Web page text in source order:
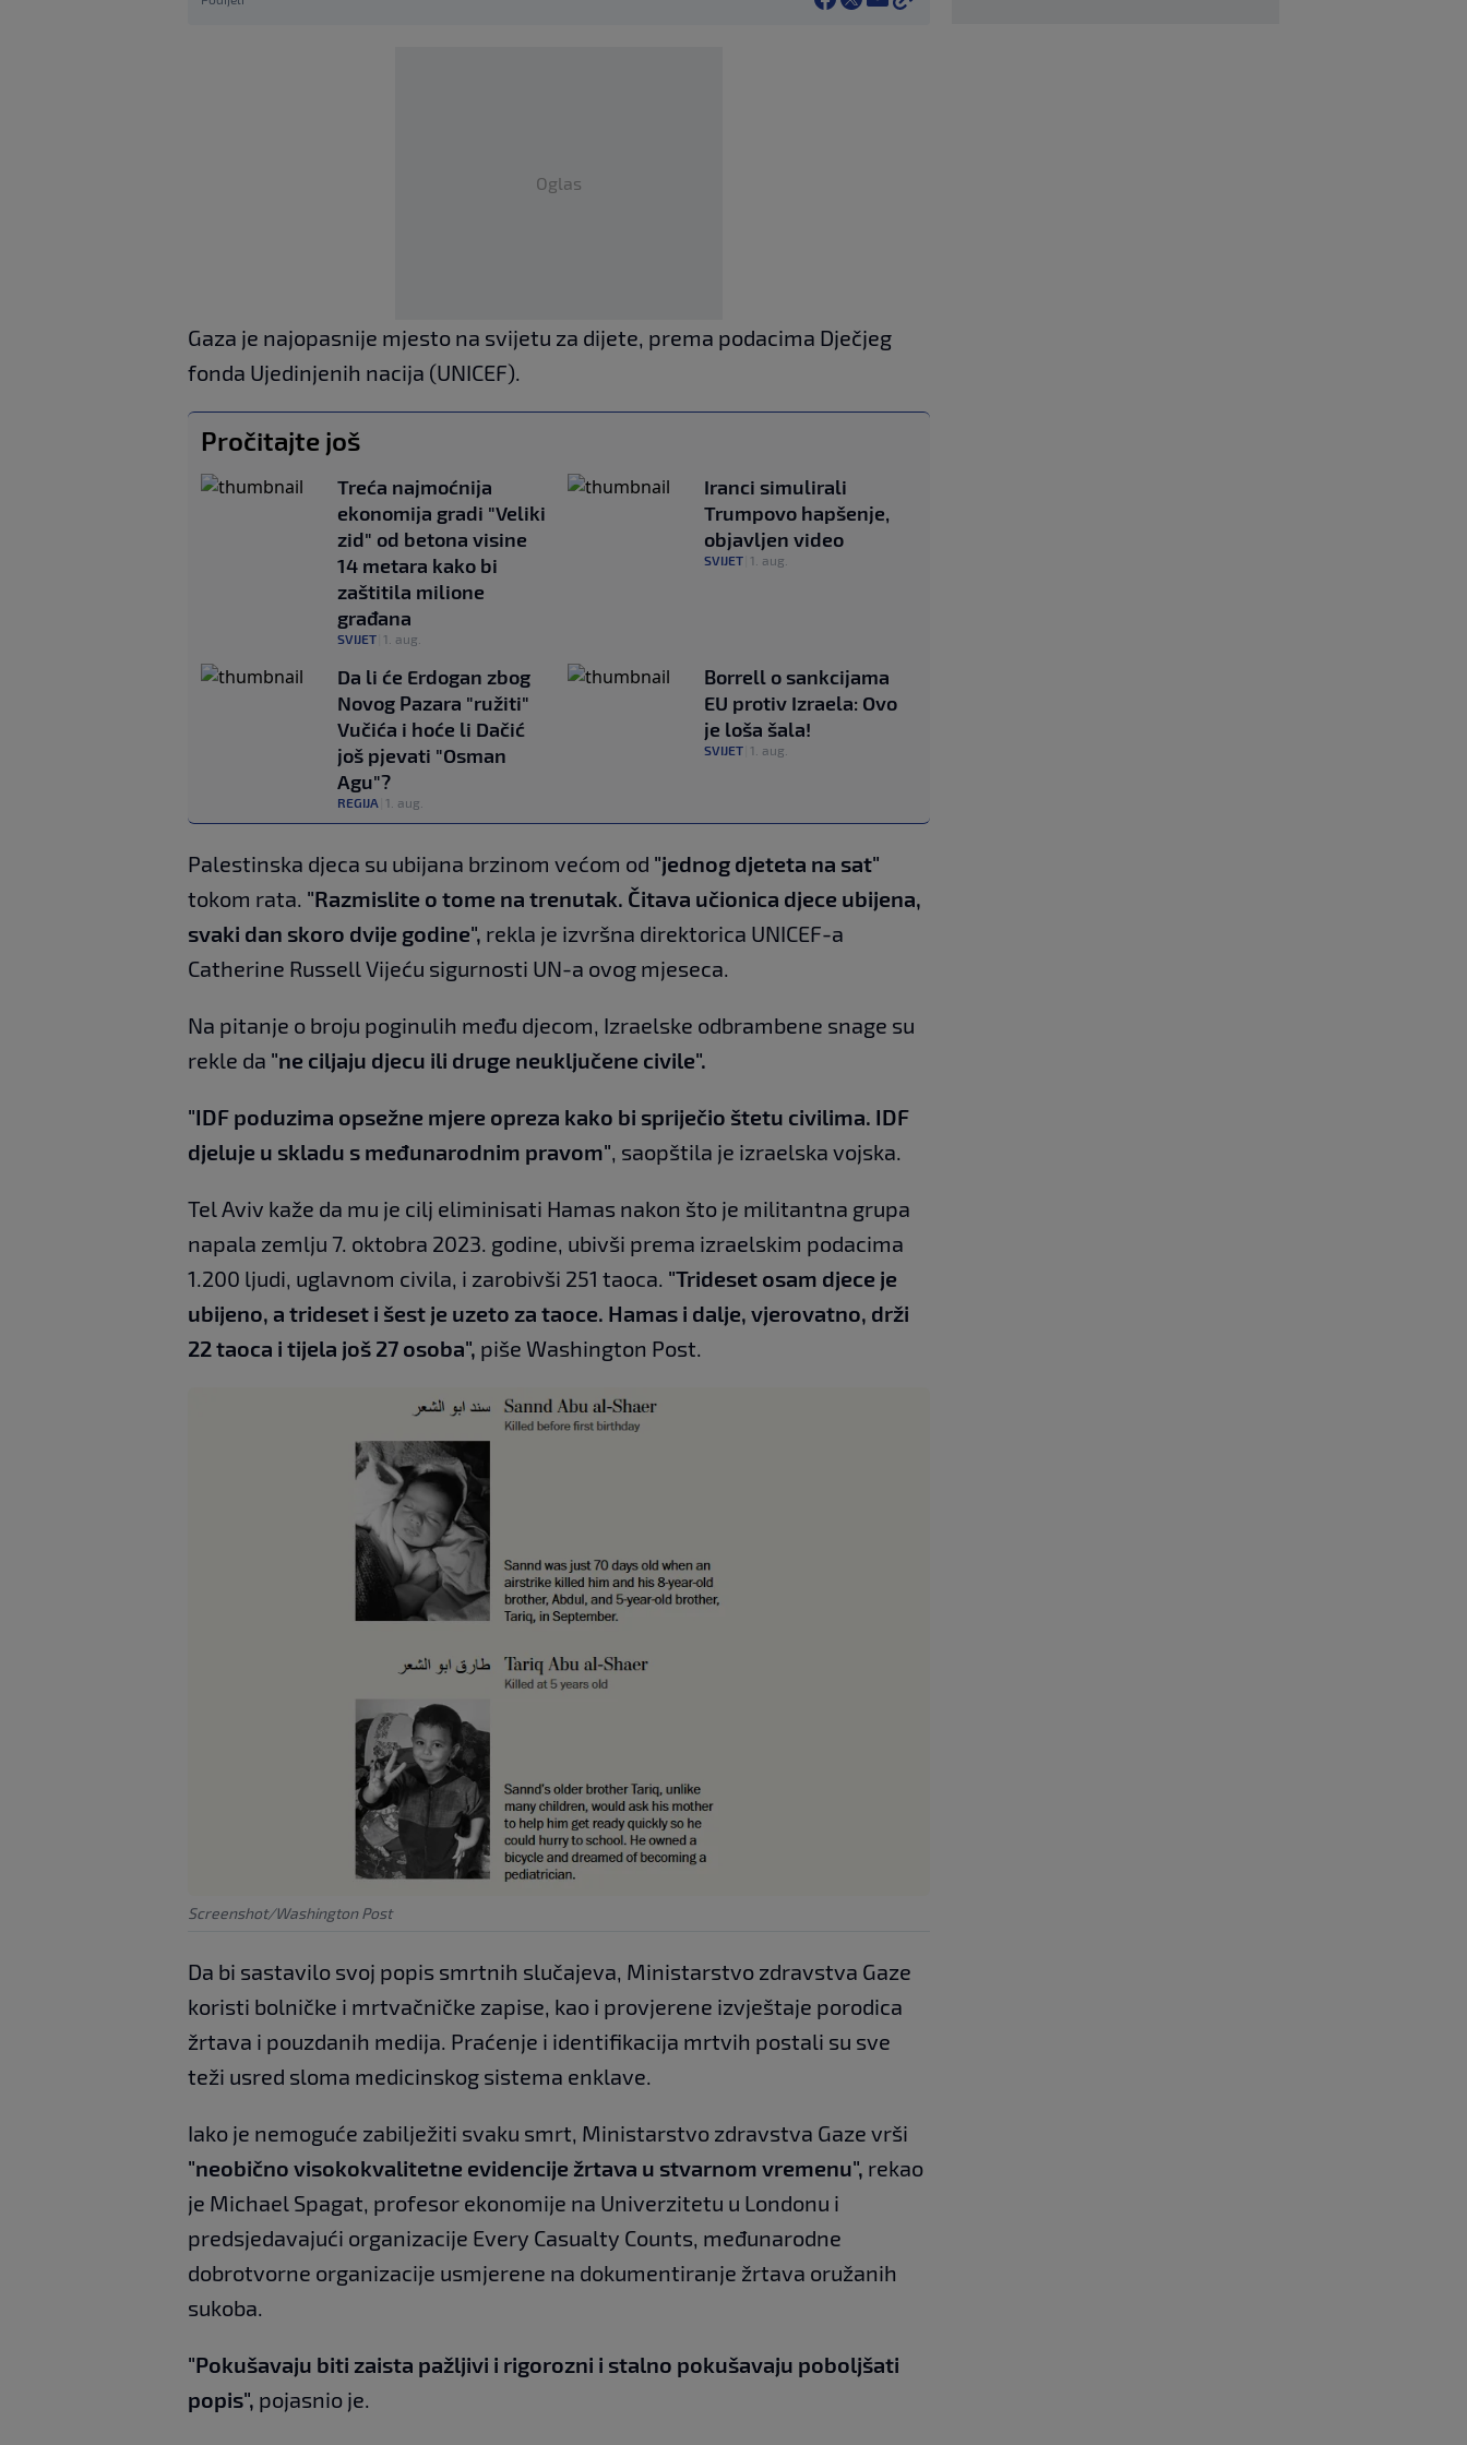
Oglas
Gaza je najopasnije mjesto na svijetu za dijete, prema podacima Dječjeg
fonda Ujedinjenih nacija (UNICEF).
Pročitajte još
Treća najmoćnija
ekonomija gradi "Veliki
zid" od betona visine
14 metara kako bi
zaštitila milione
građana
SVIJET 1. aug.
Iranci simulirali
Trumpovo hapšenje,
objavljen video
SVIJET 1. aug.
Da li će Erdogan zbog
Novog Pazara "ružiti"
Vučića i hoće li Dačić
još pjevati "Osman
Agu"?
REGIJA 1. aug.
Borrell o sankcijama
EU protiv Izraela: Ovo
je loša šala!
SVIJET 1. aug.
Palestinska djeca su ubijana brzinom većom od "jednog djeteta na sat"
tokom rata. "Razmislite o tome na trenutak. Čitava učionica djece ubijena,
svaki dan skoro dvije godine", rekla je izvršna direktorica UNICEF-a
Catherine Russell Vijeću sigurnosti UN-a ovog mjeseca.
Na pitanje o broju poginulih među djecom, Izraelske odbrambene snage su
rekle da "ne ciljaju djecu ili druge neuključene civile".
"IDF poduzima opsežne mjere opreza kako bi spriječio štetu civilima. IDF
djeluje u skladu s međunarodnim pravom" , saopštila je izraelska vojska.
Tel Aviv kaže da mu je cilj eliminisati Hamas nakon što je militantna grupa
napala zemlju 7. oktobra 2023. godine, ubivši prema izraelskim podacima
1.200 ljudi, uglavnom civila, i zarobivši 251 taoca. "Trideset osam djece je
ubijeno, a trideset i šest je uzeto za taoce. Hamas i dalje, vjerovatno, drži
22 taoca i tijela još 27 osoba", piše Washington Post.
Screenshot/Washington Post
Da bi sastavilo svoj popis smrtnih slučajeva, Ministarstvo zdravstva Gaze
koristi bolničke i mrtvačničke zapise, kao i provjerene izvještaje porodica
žrtava i pouzdanih medija. Praćenje i identifikacija mrtvih postali su sve
teži usred sloma medicinskog sistema enklave.
Iako je nemoguće zabilježiti svaku smrt, Ministarstvo zdravstva Gaze vrši
"neobično visokokvalitetne evidencije žrtava u stvarnom vremenu", rekao
je Michael Spagat, profesor ekonomije na Univerzitetu u Londonu i
predsjedavajući organizacije Every Casualty Counts, međunarodne
dobrotvorne organizacije usmjerene na dokumentiranje žrtava oružanih
sukoba.
"Pokušavaju biti zaista pažljivi i rigorozni i stalno pokušavaju poboljšati
popis", pojasnio je.